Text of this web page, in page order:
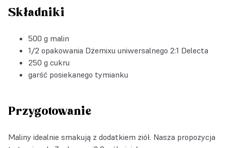
Składniki
500 g malin
1/2 opakowania Dżemixu uniwersalnego 2:1 Delecta
250 g cukru
garść posiekanego tymianku
Przygotowanie
Maliny idealnie smakują z dodatkiem ziół. Nasza propozycja